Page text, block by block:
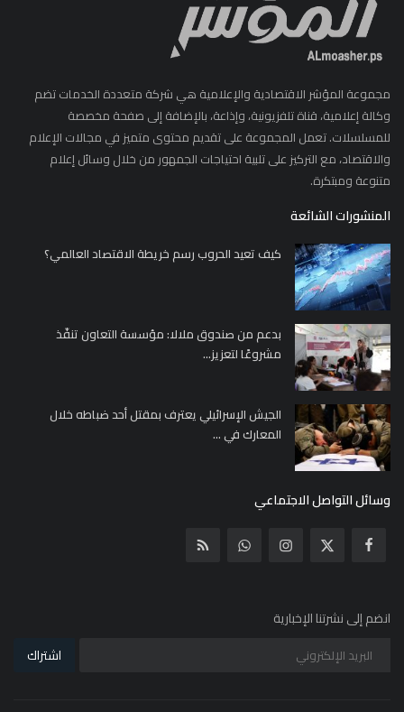
مجموعة المؤشر الاقتصادية والإعلامية هي شركة متعددة الخدمات تضم
وكالة إعلامية، قناة تلفزيونية، وإذاعة، بالإضافة إلى صفحة مخصصة
للمسلسلات. تعمل المجموعة على تقديم محتوى متميز في مجالات الإعلام
والاقتصاد، مع التركيز على تلبية احتياجات الجمهور من خلال وسائل إعلام
متنوعة ومبتكرة.
المنشورات الشائعة
كيف تعيد الحروب رسم خريطة الاقتصاد العالمي؟
بدعم من صندوق ملالا: مؤسسة التعاون تنفّذ
مشروعًا لتعزيز...
الجيش الإسرائيلي يعترف بمقتل أحد ضباطه خلال
المعارك في ...
وسائل التواصل الاجتماعي
انضم إلى نشرتنا الإخبارية
اشتراك